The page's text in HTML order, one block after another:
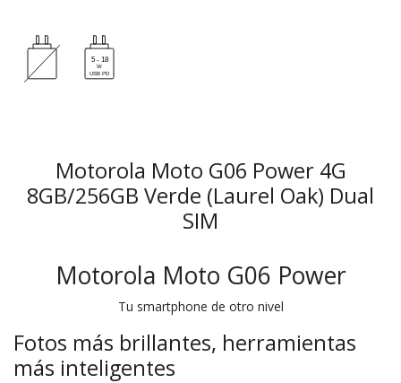
Motorola Moto G06 Power 4G
8GB/256GB Verde (Laurel Oak) Dual
SIM
Motorola Moto G06 Power
Tu smartphone de otro nivel
Fotos más brillantes, herramientas
más inteligentes